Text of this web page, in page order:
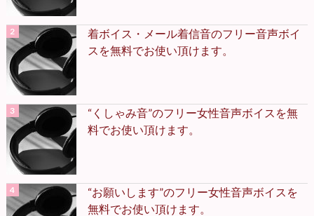
着ボイス・メール着信音のフリー音声ボイ
スを無料でお使い頂けます。
“くしゃみ音”のフリー女性音声ボイスを無
料でお使い頂けます。
“お願いします”のフリー女性音声ボイスを
無料でお使い頂けます。